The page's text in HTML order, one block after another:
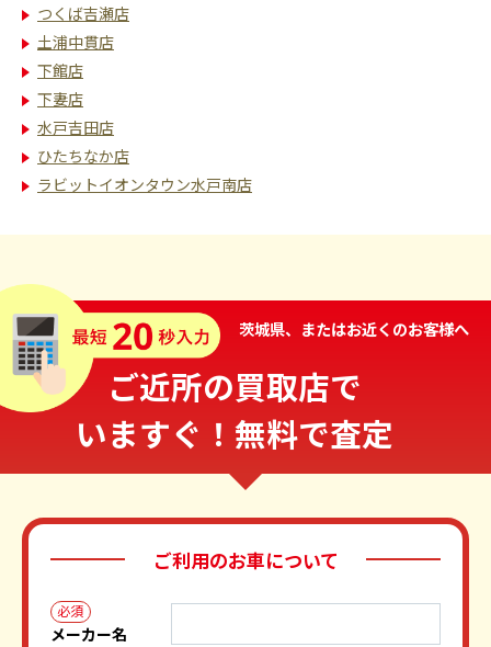
つくば吉瀬店
土浦中貫店
下館店
下妻店
水戸吉田店
ひたちなか店
ラビットイオンタウン水戸南店
茨城県、またはお近くのお客様へ
ご近所の買取店で
いますぐ！無料で査定
ご利用のお車について
必須
メーカー名